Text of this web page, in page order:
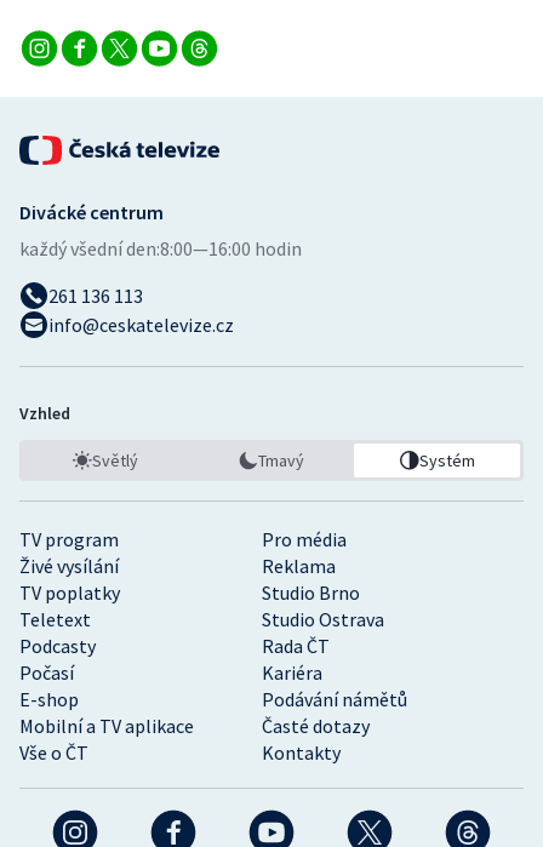
Ostatní
TV program
Pro média
Živé vysílání
Reklama
TV poplatky
Studio Brno
Teletext
Studio Ostrava
Podcasty
Rada ČT
Počasí
Kariéra
E-shop
Podávání námětů
Mobilní a TV aplikace
Časté dotazy
Vše o ČT
Kontakty
Divácké centrum
každý všední den:8:00—16:00 hodin
261 136 113
info@ceskatelevize.cz
Vzhled
Světlý Tmavý Systém